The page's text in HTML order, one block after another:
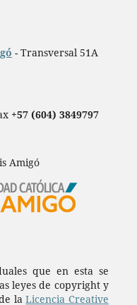
- Transversal 51A
+57 (604) 3849797
Amigó
que en esta se
leyes de copyright y
laLicencia Creative